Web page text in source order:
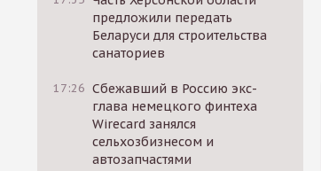
предложили передать
Беларуси для строительства
санаториев
17:26 Сбежавший в Россию экс-
глава немецкого финтеха
Wirecard занялся
сельхозбизнесом и
автозапчастями